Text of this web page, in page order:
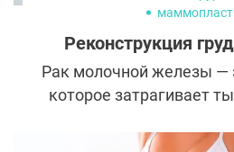
Реконструкция
Рак молочной железы —
которое затрагивает
женщины,